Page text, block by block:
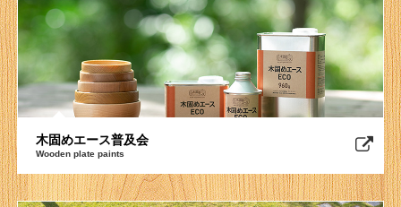
木固めエース普及会
Wooden plate paints